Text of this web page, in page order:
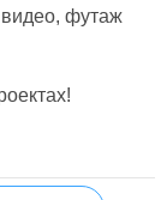
футаж